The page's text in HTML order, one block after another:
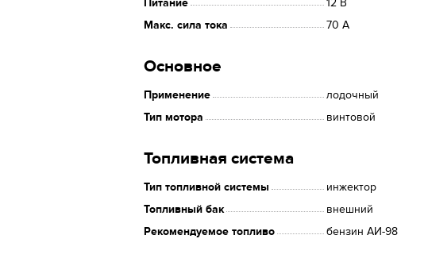
Питание
12 В
Макс. сила тока
70 А
Основное
Применение
лодочный
Тип мотора
винтовой
Топливная система
Тип топливной системы
инжектор
Топливный бак
внешний
Рекомендуемое топливо
бензин АИ-98